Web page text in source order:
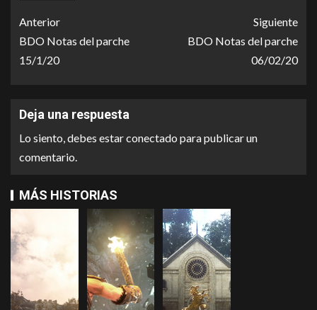
Anterior
BDO Notas del parche
15/1/20
Siguiente
BDO Notas del parche
06/02/20
Deja una respuesta
Lo siento, debes estarconectado para publicar un
comentario.
MÁS HISTORIAS